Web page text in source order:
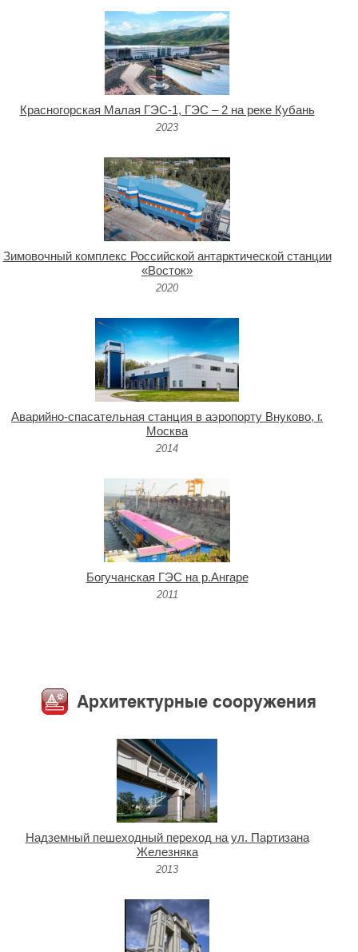
Красногорская Малая ГЭС-1, ГЭС – 2 на реке Кубань
2023
Зимовочный комплекс Российской антарктической станции
«Восток»
2020
Аварийно-спасательная станция в аэропорту Внуково, г.
Москва
2014
Богучанская ГЭС на р.Ангаре
2011
Архитектурные сооружения
Надземный пешеходный переход на ул. Партизана
Железняка
2013